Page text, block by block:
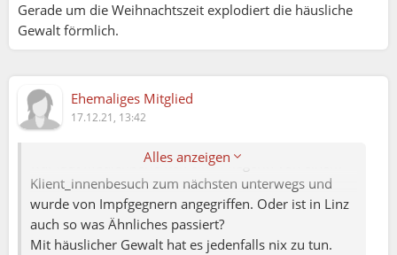
Gerade um die Weihnachtszeit explodiert die häusliche
Gewalt förmlich.
Ehemaliges Mitglied
17.12.21, 13:42
Alles anzeigen
Sima (16.12.2021 18:21):
war laut Medienberichten eine Pflegerin von einem
Klient_innenbesuch zum nächsten unterwegs und
wurde von Impfgegnern angegriffen. Oder ist in Linz
auch so was Ähnliches passiert?
Mit häuslicher Gewalt hat es jedenfalls nix zu tun.